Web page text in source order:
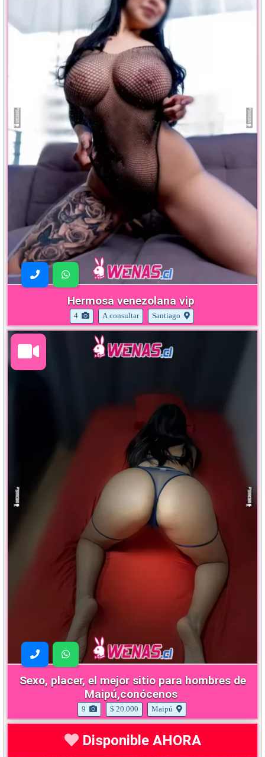
Hermosa venezolana vip
4 A consultar Santiago
Sexo, placer, el mejor sitio para hombres de
Maipú,conócenos
9 $ 20.000 Maipú
Disponible AHORA